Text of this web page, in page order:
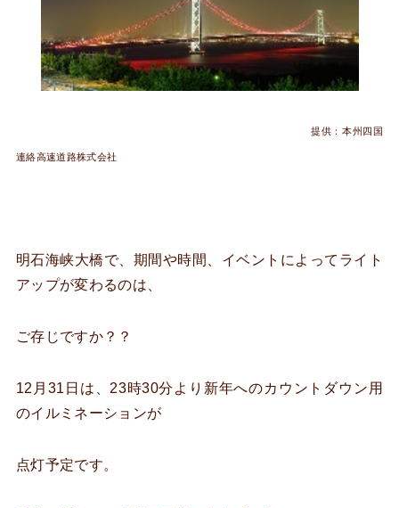
提供：本州四国
連絡高速道路株式会社
明石海峡大橋で、期間や時間、イベントによってライト
アップが変わるのは、
ご存じですか？？
12月31日は、23時30分より新年へのカウントダウン用
のイルミネーションが
点灯予定です。